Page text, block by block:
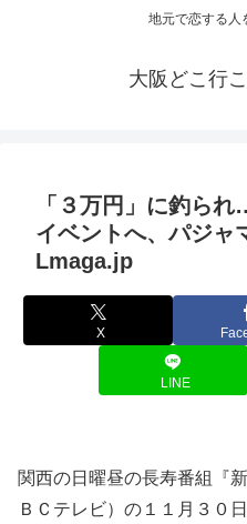
地元で恋する人
大阪どこ行
「３万円」に釣られ
イベントへ、パジャ
Lmaga.jp
X
LINE
関西の日曜昼の長寿番組『
ＢＣテレビ）の１１月３０